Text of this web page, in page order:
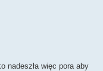
nadeszła więc pora aby